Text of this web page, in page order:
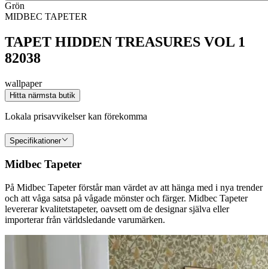
Grön
MIDBEC TAPETER
TAPET HIDDEN TREASURES VOL 1
82038
wallpaper
Hitta närmsta butik
Lokala prisavvikelser kan förekomma
Specifikationer
Midbec Tapeter
På Midbec Tapeter förstår man värdet av att hänga med i nya trender
och att våga satsa på vågade mönster och färger. Midbec Tapeter
levererar kvalitetstapeter, oavsett om de designar själva eller
importerar från världsledande varumärken.